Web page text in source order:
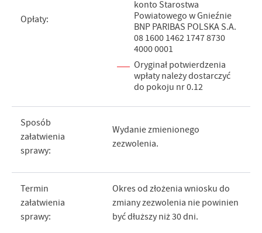
Opłaty:
konto Starostwa
Powiatowego w Gnieźnie
BNP PARIBAS POLSKA S.A.
08 1600 1462 1747 8730
4000 0001
Oryginał potwierdzenia
wpłaty należy dostarczyć
do pokoju nr 0.12
Sposób
załatwienia
sprawy:
Wydanie zmienionego
zezwolenia.
Termin
załatwienia
sprawy:
Okres od złożenia wniosku do
zmiany zezwolenia nie powinien
być dłuższy niż 30 dni.